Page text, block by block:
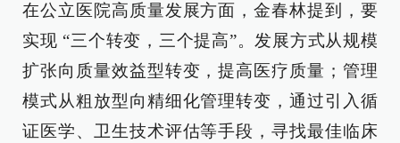
在公立医院高质量发展方面，金春林提到，要
实现 “三个转变，三个提高”。发展方式从规模
扩张向质量效益型转变，提高医疗质量；管理
模式从粗放型向精细化管理转变，通过引入循
证医学、卫生技术评估等手段，寻找最佳临床